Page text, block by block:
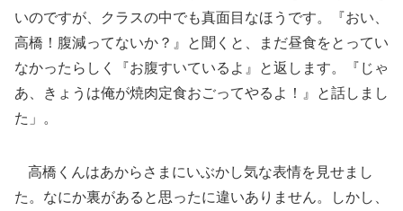
いのですが、クラスの中でも真面目なほうです。『おい、
高橋！腹減ってないか？』と聞くと、まだ昼食をとってい
なかったらしく『お腹すいているよ』と返します。『じゃ
あ、きょうは俺が焼肉定食おごってやるよ！』と話しまし
た」。
高橋くんはあからさまにいぶかし気な表情を見せまし
た。なにか裏があると思ったに違いありません。しかし、